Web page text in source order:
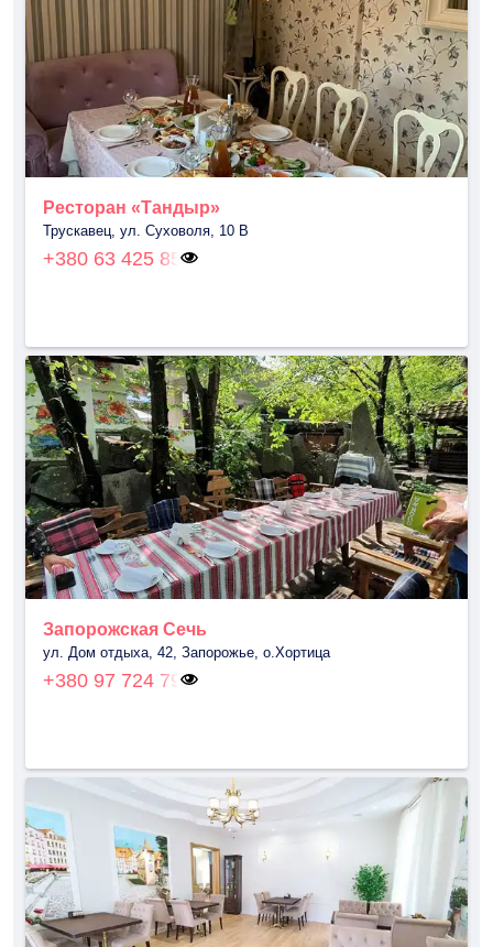
Ресторан «Тандыр»
Трускавец, ул. Суховоля, 10 В
+380 63 425 85
Запорожская Сечь
ул. Дом отдыха, 42, Запорожье, о.Хортица
+380 97 724 79